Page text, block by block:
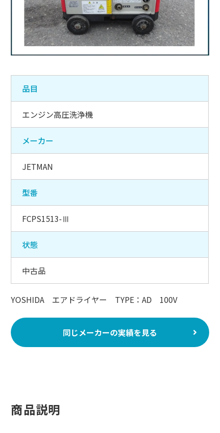
品目
エンジン高圧洗浄機
メーカー
JETMAN
型番
FCPS1513-Ⅲ
状態
中古品
YOSHIDA エアドライヤー TYPE：AD 100V
同じメーカーの実績を見る
商品説明